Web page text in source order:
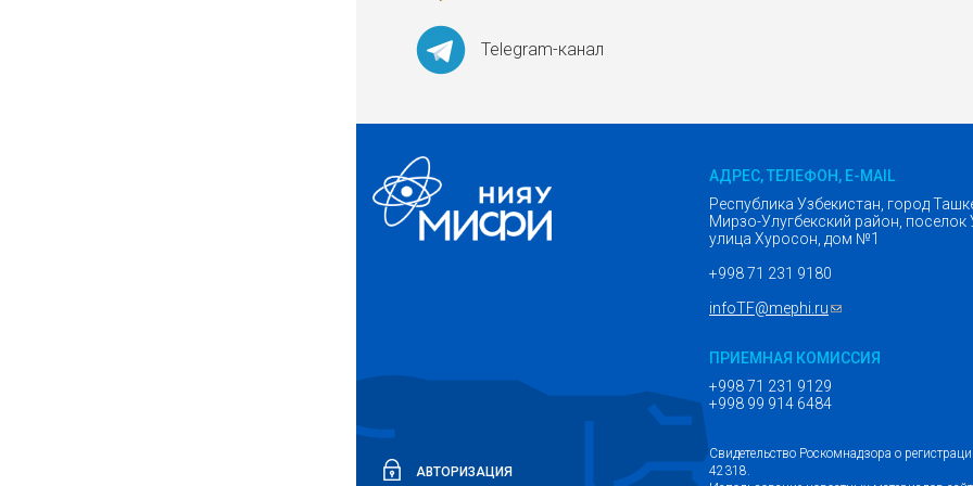
Telegram-канал
АДРЕС, ТЕЛЕФОН, E-MAIL
Республика Узбекистан, город
Мирзо-Улугбекский район, поселок
улица Хуросон, дом №1
+998 71 231 9180
infoTF@mephi.ru(ссылка для
ПРИЕМНАЯ КОМИССИЯ
+998 71 231 9129
+998 99 914 6484
Свидетельство Роскомнадзора о
42318.
АВТОРИЗАЦИЯ